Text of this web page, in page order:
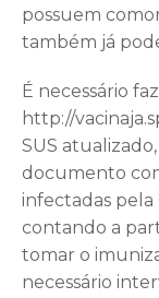
possuem
também já
É necessário
http://
SUS
documento
infectadas pela
contando a
tomar o
necessário